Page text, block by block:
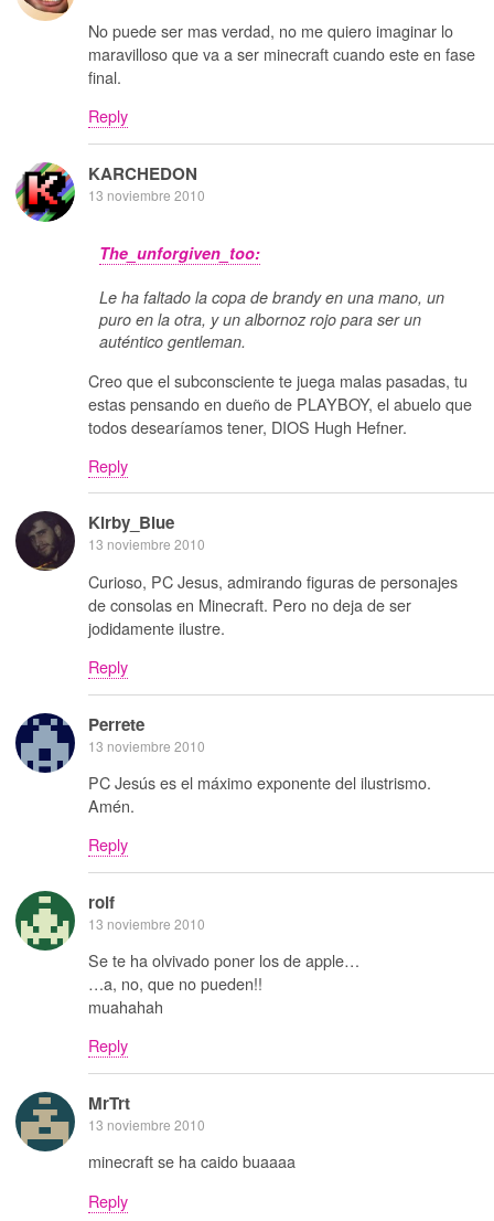
No puede ser mas verdad, no me quiero imaginar lo
maravilloso que va a ser minecraft cuando este en fase
final.
Reply
KARCHEDON
13 noviembre 2010
The_unforgiven_too:
Le ha faltado la copa de brandy en una mano, un
puro en la otra, y un albornoz rojo para ser un
auténtico gentleman.
Creo que el subconsciente te juega malas pasadas, tu
estas pensando en dueño de PLAYBOY, el abuelo que
todos desearíamos tener, DIOS Hugh Hefner.
Reply
Kirby_Blue
13 noviembre 2010
Curioso, PC Jesus, admirando figuras de personajes
de consolas en Minecraft. Pero no deja de ser
jodidamente ilustre.
Reply
Perrete
13 noviembre 2010
PC Jesús es el máximo exponente del ilustrismo.
Amén.
Reply
rolf
13 noviembre 2010
Se te ha olvivado poner los de apple…
…a, no, que no pueden!!
muahahah
Reply
MrTrt
13 noviembre 2010
minecraft se ha caido buaaaa
Reply